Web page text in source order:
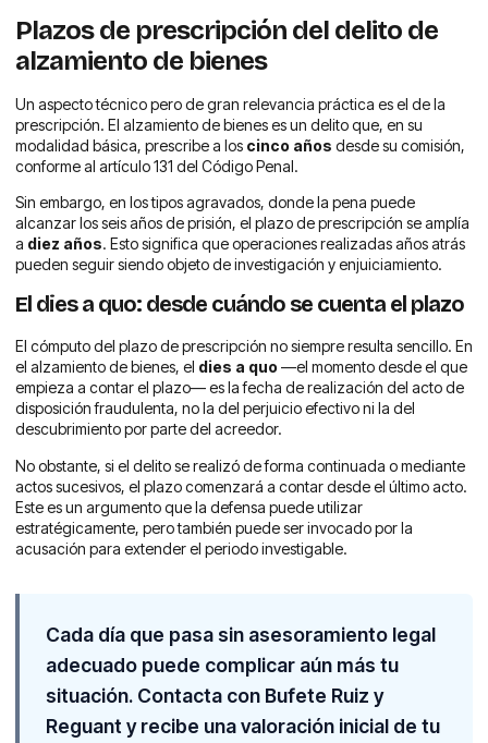
Plazos de prescripción del delito de
alzamiento de bienes
Un aspecto técnico pero de gran relevancia práctica es el de la
prescripción. El alzamiento de bienes es un delito que, en su
modalidad básica, prescribe a los cinco años desde su comisión,
conforme al artículo 131 del Código Penal.
Sin embargo, en los tipos agravados, donde la pena puede
alcanzar los seis años de prisión, el plazo de prescripción se amplía
a diez años. Esto significa que operaciones realizadas años atrás
pueden seguir siendo objeto de investigación y enjuiciamiento.
El dies a quo: desde cuándo se cuenta el plazo
El cómputo del plazo de prescripción no siempre resulta sencillo. En
el alzamiento de bienes, el dies a quo —el momento desde el que
empieza a contar el plazo— es la fecha de realización del acto de
disposición fraudulenta, no la del perjuicio efectivo ni la del
descubrimiento por parte del acreedor.
No obstante, si el delito se realizó de forma continuada o mediante
actos sucesivos, el plazo comenzará a contar desde el último acto.
Este es un argumento que la defensa puede utilizar
estratégicamente, pero también puede ser invocado por la
acusación para extender el periodo investigable.
Cada día que pasa sin asesoramiento legal
adecuado puede complicar aún más tu
situación. Contacta con Bufete Ruiz y
Reguant y recibe una valoración inicial de tu